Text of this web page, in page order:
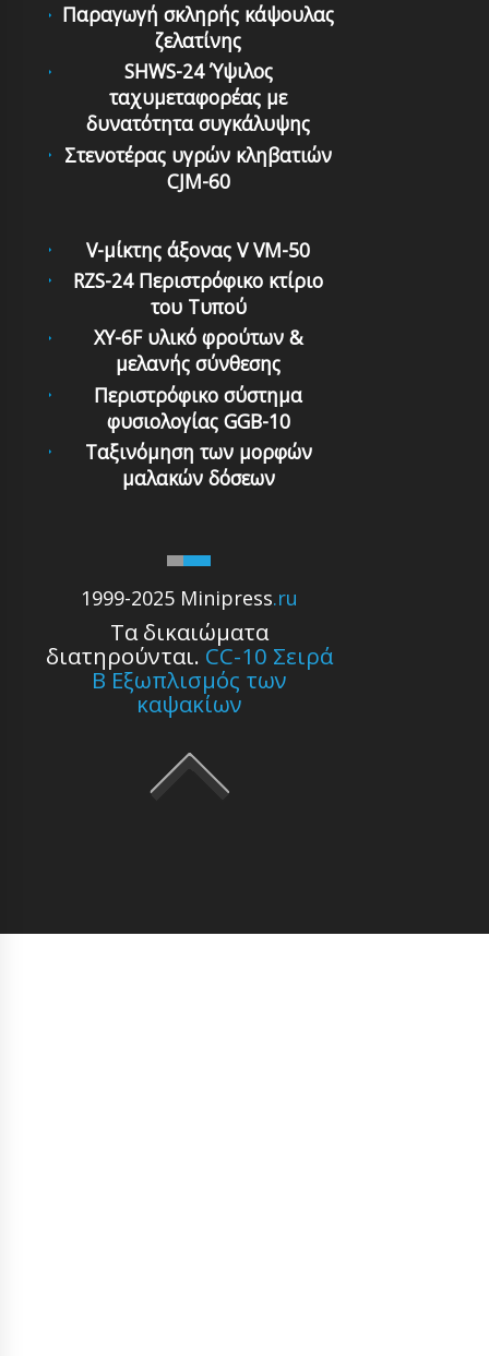
Παραγωγή σκληρής κάψουλας
ζελατίνης
SHWS-24 Ύψιλος
ταχυμεταφορέας με
δυνατότητα συγκάλυψης
Στενοτέρας υγρών κληβατιών
CJM-60
1999-2025 Minipress.ru
Τα δικαιώματα
διατηρούνται. CC-10 Σειρά
Β Εξωπλισμός των
καψακίων
V-μίκτης άξονας V VM-50
RZS-24 Περιστρόφικο κτίριο
του Τυπού
XY-6F υλικό φρούτων &
μελανής σύνθεσης
Περιστρόφικο σύστημα
φυσιολογίας GGB-10
Ταξινόμηση των μορφών
μαλακών δόσεων